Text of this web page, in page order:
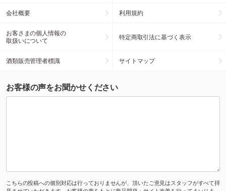
会社概要 利用規約
お客さまの個人情報の
取扱いについて
特定商取引法に基づく表示
酒類販売管理者標識 サイトマップ
お客様の声をお聞かせください
こちらの投稿への個別対応は行っておりませんが、頂いたご意見はスタッフがすべて拝